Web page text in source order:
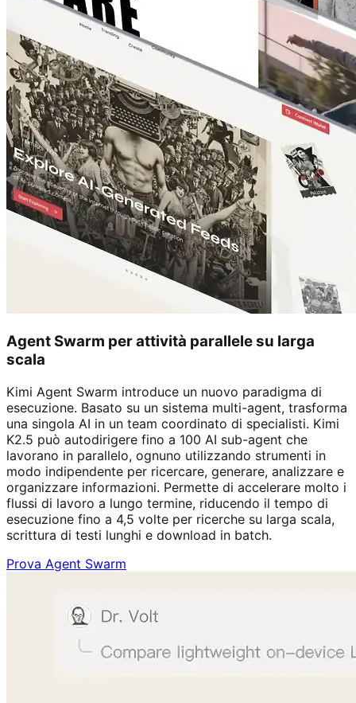
Agent Swarm per attività parallele su larga
scala
Kimi Agent Swarm introduce un nuovo paradigma di
esecuzione. Basato su un sistema multi-agent, trasforma
una singola AI in un team coordinato di specialisti. Kimi
K2.5 può autodirigere fino a 100 AI sub-agent che
lavorano in parallelo, ognuno utilizzando strumenti in
modo indipendente per ricercare, generare, analizzare e
organizzare informazioni. Permette di accelerare molto i
flussi di lavoro a lungo termine, riducendo il tempo di
esecuzione fino a 4,5 volte per ricerche su larga scala,
scrittura di testi lunghi e download in batch.
Prova Agent Swarm